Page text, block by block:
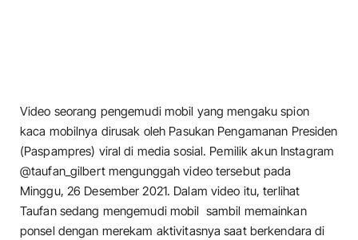
Video seorang pengemudi mobil yang mengaku spion
kaca mobilnya dirusak oleh Pasukan Pengamanan Presiden
(Paspampres) viral di media sosial. Pemilik akun Instagram
@taufan_gilbert mengunggah video tersebut pada
Minggu, 26 Desember 2021. Dalam video itu, terlihat
Taufan sedang mengemudi mobil sambil memainkan
ponsel dengan merekam aktivitasnya saat berkendara di